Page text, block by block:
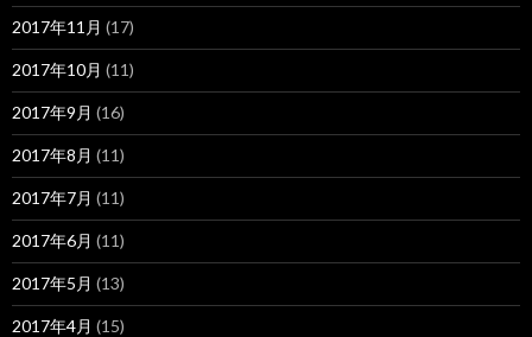
2017年11月 (17)
2017年10月 (11)
2017年9月 (16)
2017年8月 (11)
2017年7月 (11)
2017年6月 (11)
2017年5月 (13)
2017年4月 (15)